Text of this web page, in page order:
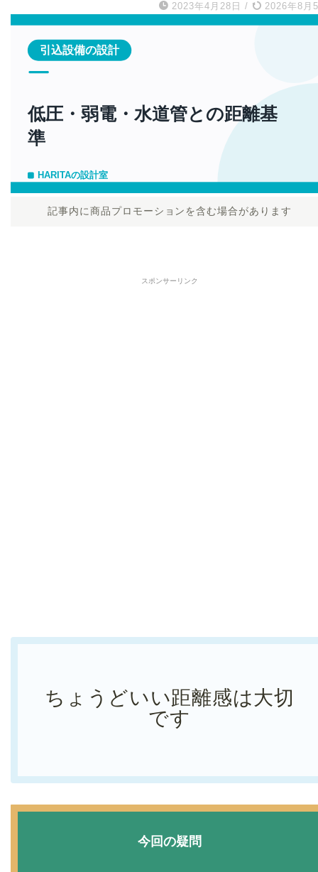
2023年4月28日 / 2026年8月
記事内に商品プロモーションを含む場合があります
スポンサーリンク
ちょうどいい距離感は大切
です
今回の疑問